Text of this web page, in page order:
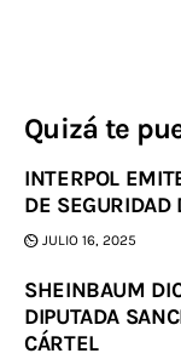
Quizá te
INTERPOL
DE SEGURIDAD
JULIO 16, 2025
SHEINBAUM
DIPUTADA
CÁRTEL